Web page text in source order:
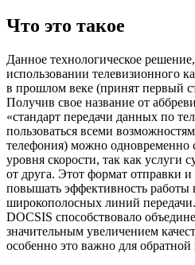
Что это такое
Данное технологическое
использовании телевизионного
в прошлом веке (принят первый
Получив свое название от
«стандарт передачи данных по
пользоваться всеми
телефония) можно одновременно
уровня скорости, так как услуги
от друга. Этот формат отправки
повышать эффективность работы
широкополосных линий
DOCSIS способствовало
значительным увеличением
особенно это важно для